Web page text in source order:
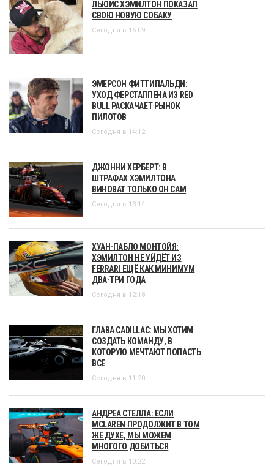
ЛЬЮИС ХЭМИЛТОН ПОКАЗАЛ
СВОЮ НОВУЮ СОБАКУ
Сегодня в 15:09
ЭМЕРСОН ФИТТИПАЛЬДИ:
УХОД ФЕРСТАППЕНА ИЗ RED
BULL РАСКАЧАЕТ РЫНОК
ПИЛОТОВ
Сегодня в 14:12
ДЖОННИ ХЕРБЕРТ: В
ШТРАФАХ ХЭМИЛТОНА
ВИНОВАТ ТОЛЬКО ОН САМ
Сегодня в 13:14
ХУАН-ПАБЛО МОНТОЙЯ:
ХЭМИЛТОН НЕ УЙДЁТ ИЗ
FERRARI ЕЩЁ КАК МИНИМУМ
ДВА-ТРИ ГОДА
Сегодня в 12:18
ГЛАВА CADILLAC: МЫ ХОТИМ
СОЗДАТЬ КОМАНДУ, В
КОТОРУЮ МЕЧТАЮТ ПОПАСТЬ
ВСЕ
Сегодня в 11:20
АНДРЕА СТЕЛЛА: ЕСЛИ
MCLAREN ПРОДОЛЖИТ В ТОМ
ЖЕ ДУХЕ, МЫ МОЖЕМ
МНОГОГО ДОБИТЬСЯ
Сегодня в 10:22